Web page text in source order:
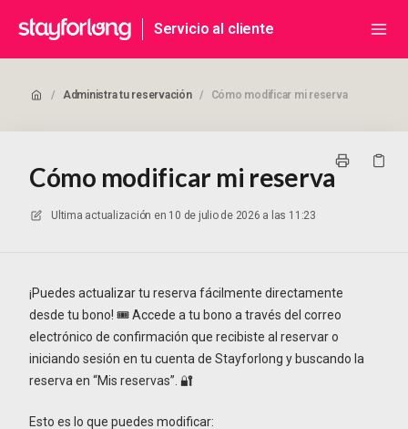
Servicio al cliente
/ Administra tu reservación / Cómo modificar mi reserva
Cómo modificar mi reserva
Ultima actualización en 10 de julio de 2026 a las 11:23
¡Puedes actualizar tu reserva fácilmente directamente
desde tu bono! 🎟️ Accede a tu bono a través del correo
electrónico de confirmación que recibiste al reservar o
iniciando sesión en tu cuenta de Stayforlong y buscando la
reserva en “Mis reservas”. 🔐
Esto es lo que puedes modificar: